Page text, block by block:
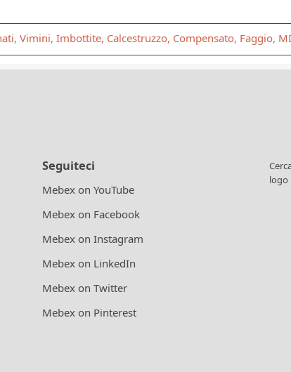
Vimini, Imbottite, Calcestruzzo, Compensato, Faggio,
Seguiteci
Mebex on YouTube
Mebex on Facebook
Mebex on Instagram
Mebex on LinkedIn
Mebex on Twitter
Mebex on Pinterest
logo